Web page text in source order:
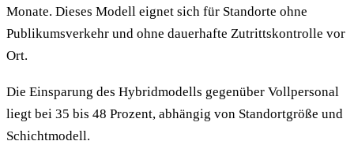
Monate. Dieses Modell eignet sich für Standorte ohne
Publikumsverkehr und ohne dauerhafte Zutrittskontrolle vor
Ort.
Die Einsparung des Hybridmodells gegenüber Vollpersonal
liegt bei 35 bis 48 Prozent, abhängig von Standortgröße und
Schichtmodell.